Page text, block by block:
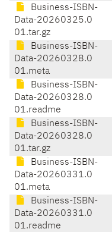
Business-ISBN-
Data-20260325.0
01.tar.gz
Business-ISBN-
Data-20260328.0
01.meta
Business-ISBN-
Data-20260328.0
01.readme
Business-ISBN-
Data-20260328.0
01.tar.gz
Business-ISBN-
Data-20260331.0
01.meta
Business-ISBN-
Data-20260331.0
01.readme